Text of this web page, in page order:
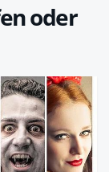
oder